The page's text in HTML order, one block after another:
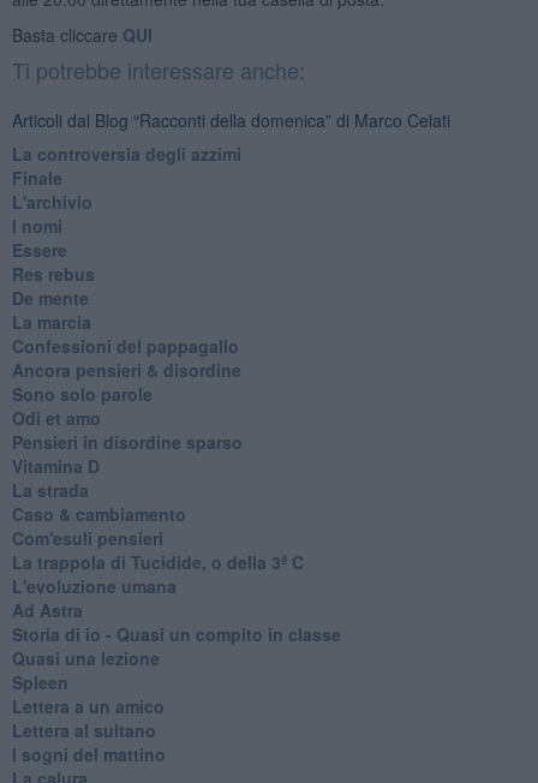
Basta cliccare QUI
Ti potrebbe interessare anche:
Articoli dal Blog “Racconti della domenica” di Marco Celati
La controversia degli azzimi
Finale
L'archivio
I nomi
Essere
Res rebus
De mente
La marcia
Confessioni del pappagallo
Ancora pensieri & disordine
Sono solo parole
Odi et amo
Pensieri in disordine sparso
Vitamina D
La strada
Caso & cambiamento
Com'esuli pensieri
La trappola di Tucidide, o della 3ª C
L'evoluzione umana
Ad Astra
Storia di io - Quasi un compito in classe
Quasi una lezione
Spleen
Lettera a un amico
Lettera al sultano
I sogni del mattino
La calura